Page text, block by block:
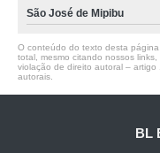
onde tem advogado
coworkings compartilhados
coworkings compartilhados
São José de Mipibu
O conteúdo do texto desta
total, mesmo citando nossos
violação de direito autoral –
autorais
BL